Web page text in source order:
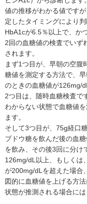
値の推移がわかる値です
定したタイミングにより
HbA1cが6.5％以上で、か
2回の血糖値の検査でいず
されます。
まず1つ目が、早朝の空腹
糖値を測定する方法で、
のときの血糖値が126mg/
2つ目は、随時血糖検査で
わからない状態で血糖値
ます。
そして3つ目が、75g経口
ブドウ糖を飲んだ後の血
を飲み、その後3回に分け
126mg/dL以上、もしくは
が200mg/dLを超えた場合
図的に血糖値を上げる方
状態が推測される場合には